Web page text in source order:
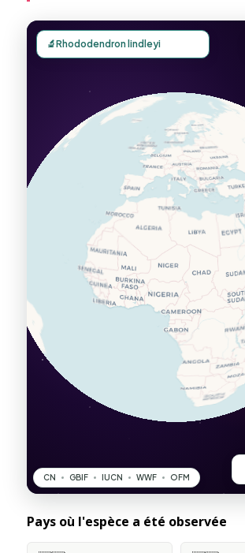
Pays où l'espèce a été observée